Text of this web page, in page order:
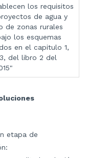
los requisitos
de agua y
de zonas rurales
los esquemas
en el capitulo 1,
del libro 2 del
etapa de